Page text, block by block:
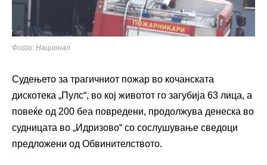
Фото: Национал
Судењето за трагичниот пожар во кочанската
дискотека „Пулс“, во кој животот го загубија 63 лица, а
повеќе од 200 беа повредени, продолжува денеска во
судницата во „Идризово“ со сослушување сведоци
предложени од Обвинителството.